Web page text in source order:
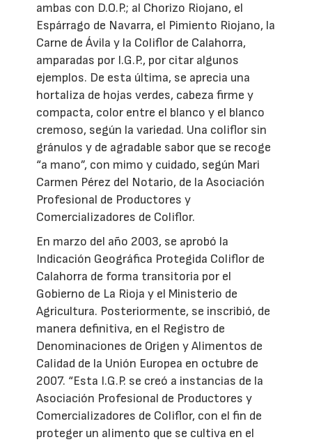
ambas con D.O.P.; al Chorizo Riojano, el
Espárrago de Navarra, el Pimiento Riojano, la
Carne de Ávila y la Coliflor de Calahorra,
amparadas por I.G.P., por citar algunos
ejemplos. De esta última, se aprecia una
hortaliza de hojas verdes, cabeza firme y
compacta, color entre el blanco y el blanco
cremoso, según la variedad. Una coliflor sin
gránulos y de agradable sabor que se recoge
“a mano”, con mimo y cuidado, según Mari
Carmen Pérez del Notario, de la Asociación
Profesional de Productores y
Comercializadores de Coliflor.
En marzo del año 2003, se aprobó la
Indicación Geográfica Protegida Coliflor de
Calahorra de forma transitoria por el
Gobierno de La Rioja y el Ministerio de
Agricultura. Posteriormente, se inscribió, de
manera definitiva, en el Registro de
Denominaciones de Origen y Alimentos de
Calidad de la Unión Europea en octubre de
2007. “Esta I.G.P. se creó a instancias de la
Asociación Profesional de Productores y
Comercializadores de Coliflor, con el fin de
proteger un alimento que se cultiva en el